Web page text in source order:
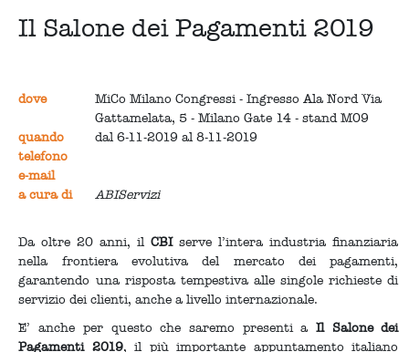
Il Salone dei Pagamenti 2019
dove
MiCo Milano Congressi - Ingresso Ala Nord Via
Gattamelata, 5 - Milano Gate 14 - stand M09
quando
dal 6-11-2019 al 8-11-2019
telefono
e-mail
a cura di
ABIServizi
Da oltre 20 anni, ilCBIserve l’intera industria finanziaria
nella frontiera evolutiva del mercato dei pagamenti,
garantendo una risposta tempestiva alle singole richieste di
servizio dei clienti, anche a livello internazionale.
E’ anche per questo che saremo presenti aIl Salone dei
Pagamenti 2019, il più importante appuntamento italiano